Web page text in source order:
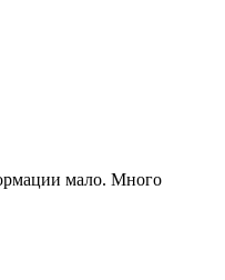
мало. Много